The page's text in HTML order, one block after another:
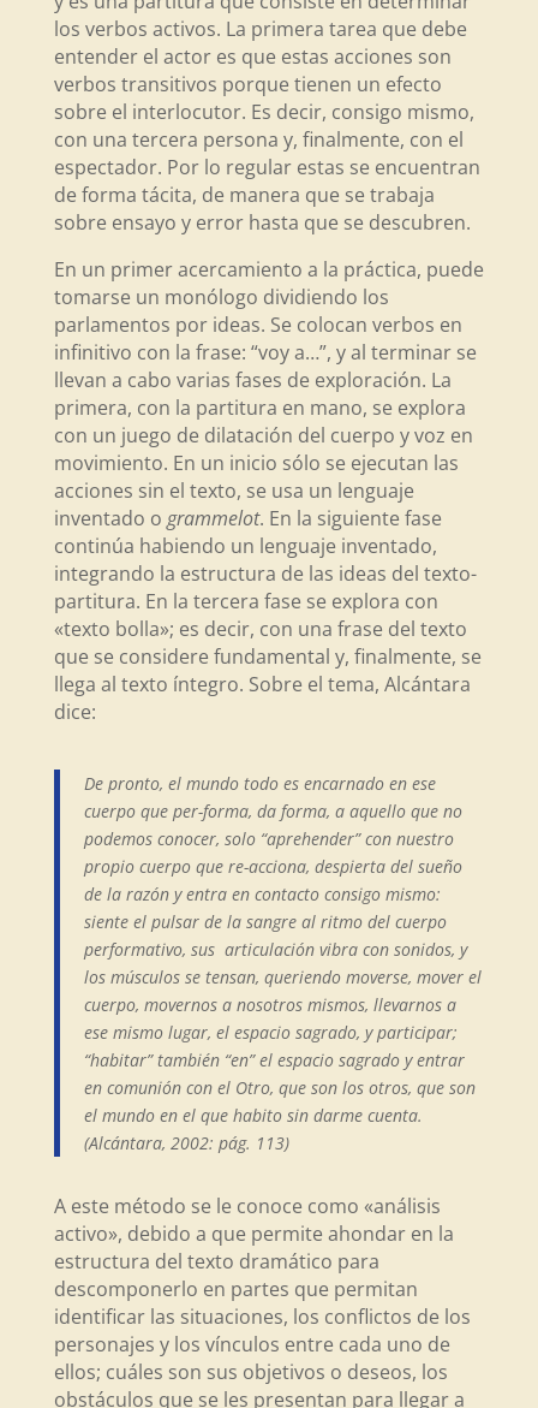
los verbos activos. La primera tarea que debe
entender el actor es que estas acciones son
verbos transitivos porque tienen un efecto
sobre el interlocutor. Es decir, consigo mismo,
con una tercera persona y, finalmente, con el
espectador. Por lo regular estas se encuentran
de forma tácita, de manera que se trabaja
sobre ensayo y error hasta que se descubren.
En un primer acercamiento a la práctica, puede
tomarse un monólogo dividiendo los
parlamentos por ideas. Se colocan verbos en
infinitivo con la frase: “voy a…”, y al terminar se
llevan a cabo varias fases de exploración. La
primera, con la partitura en mano, se explora
con un juego de dilatación del cuerpo y voz en
movimiento. En un inicio sólo se ejecutan las
acciones sin el texto, se usa un lenguaje
inventado o grammelot. En la siguiente fase
continúa habiendo un lenguaje inventado,
integrando la estructura de las ideas del texto-
partitura. En la tercera fase se explora con
«texto bolla»; es decir, con una frase del texto
que se considere fundamental y, finalmente, se
llega al texto íntegro. Sobre el tema, Alcántara
dice:
De pronto, el mundo todo es encarnado en ese
cuerpo que per-forma, da forma, a aquello que no
podemos conocer, solo “aprehender” con nuestro
propio cuerpo que re-acciona, despierta del sueño
de la razón y entra en contacto consigo mismo:
siente el pulsar de la sangre al ritmo del cuerpo
performativo, sus articulación vibra con sonidos, y
los músculos se tensan, queriendo moverse, mover el
cuerpo, movernos a nosotros mismos, llevarnos a
ese mismo lugar, el espacio sagrado, y participar;
“habitar” también “en” el espacio sagrado y entrar
en comunión con el Otro, que son los otros, que son
el mundo en el que habito sin darme cuenta.
(Alcántara, 2002: pág. 113)
A este método se le conoce como «análisis
activo», debido a que permite ahondar en la
estructura del texto dramático para
descomponerlo en partes que permitan
identificar las situaciones, los conflictos de los
personajes y los vínculos entre cada uno de
ellos; cuáles son sus objetivos o deseos, los
obstáculos que se les presentan para llegar a